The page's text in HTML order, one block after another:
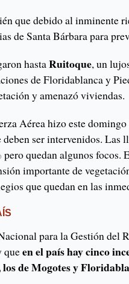
que debido al inminente
de Santa Bárbara para
hastaRuitoque, un
de Floridablanca y
y amenazó viviendas.
Aérea hizo este
ser intervenidos. Las
quedan algunos focos.
importante de
que quedan en las
para la Gestión del
queen el país hay cinco
los de Mogotes y